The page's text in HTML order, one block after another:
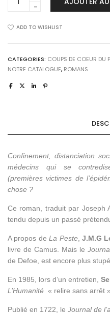
DE
quantity
ADD TO WISHLIST
CATEGORIES: COUPS DE COEUR DU
NOTRE CATALOGUE, ROMANS
Confinement, distanciation
médecins qui se
(premières victimes de
chose ?
Ce roman, traduit par Joseph
tendu depuis un passé
A propos deLa Peste, J.M.G
livre de Camus. Mais le
de Defoe, est encore plus
En 1985, lors d’un entretien,
L’Humanité « relire sans arrêt
Publié en 1722, le Journal de